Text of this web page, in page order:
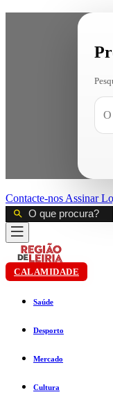
Contacte-nos Assinar
CALAMIDADE
Saúde
Desporto
Mercado
Cultura